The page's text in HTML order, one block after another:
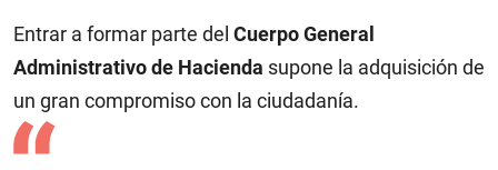
Entrar a formar parte del Cuerpo General
Administrativo de Hacienda supone la adquisición de
un gran compromiso con la ciudadanía.